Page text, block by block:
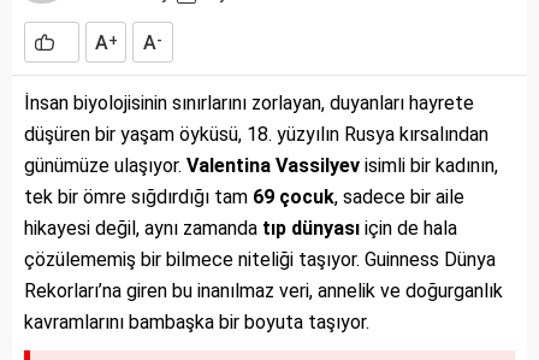
A+ A-
İnsan biyolojisinin sınırlarını zorlayan, duyanları hayrete
düşüren bir yaşam öyküsü, 18. yüzyılın Rusya kırsalından
günümüze ulaşıyor. Valentina Vassilyev isimli bir kadının,
tek bir ömre sığdırdığı tam 69 çocuk, sadece bir aile
hikayesi değil, aynı zamanda tıp dünyası için de hala
çözülememiş bir bilmece niteliği taşıyor. Guinness Dünya
Rekorları’na giren bu inanılmaz veri, annelik ve doğurganlık
kavramlarını bambaşka bir boyuta taşıyor.